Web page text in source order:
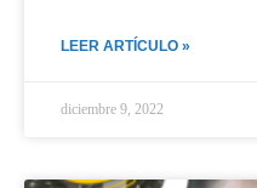
LEER ARTÍCULO »
diciembre 9, 2022